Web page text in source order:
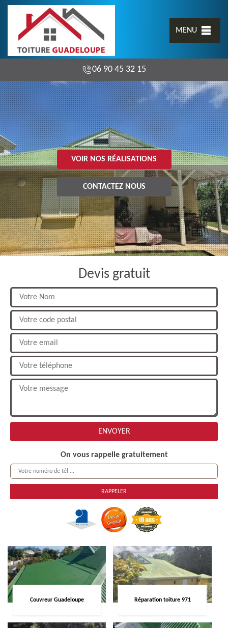
MENU
06 90 45 32 15
VOIR NOS RÉALISATIONS
CONTACTEZ NOUS
Devis gratuit
On vous rappelle gratuitement
Couvreur Guadeloupe Réparation toiture 971